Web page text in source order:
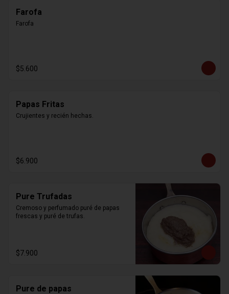
Farofa
Farofa
$5.600
Papas Fritas
Crujientes y recién hechas.
$6.900
Pure Trufadas
Cremoso y perfumado puré de papas
frescas y puré de trufas.
$7.900
Pure de papas